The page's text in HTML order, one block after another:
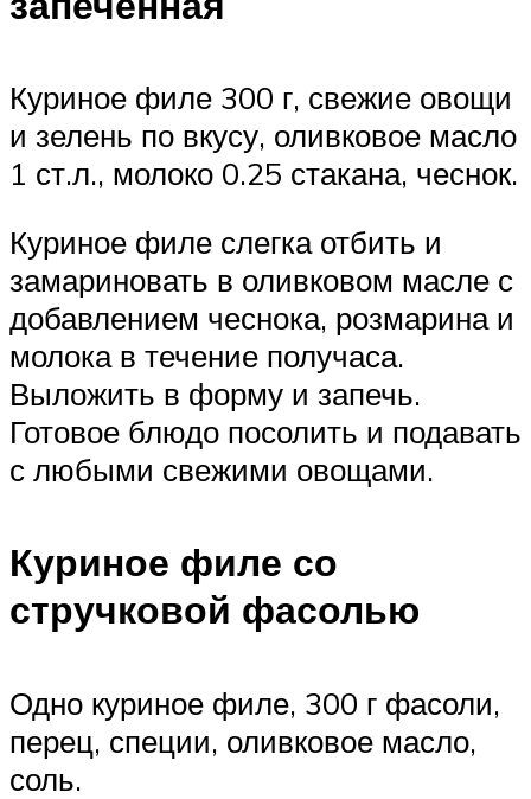
Куриное филе 300 г, свежие овощи
и зелень по вкусу, оливковое масло
1 ст.л., молоко 0.25 стакана, чеснок.
Куриное филе слегка отбить и
замариновать в оливковом масле с
добавлением чеснока, розмарина и
молока в течение получаса.
Выложить в форму и запечь.
Готовое блюдо посолить и подавать
с любыми свежими овощами.
Куриное филе со
стручковой фасолью
Одно куриное филе, 300 г фасоли,
перец, специи, оливковое масло,
соль.